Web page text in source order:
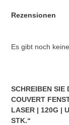
Rezensionen
Es gibt noch
SCHREIBEN SIE
COUVERT
LASER | 120G |
STK.“